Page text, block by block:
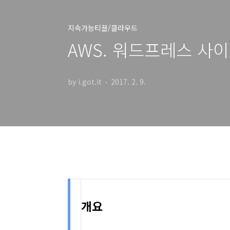
지속가능티끌/클라우드
AWS. 워드프레스 사
by i.got.it 2017. 2. 9.
개요